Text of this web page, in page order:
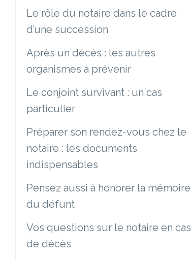
Le rôle du notaire dans le cadre
d’une succession
Après un décès : les autres
organismes à prévenir
Le conjoint survivant : un cas
particulier
Préparer son rendez-vous chez le
notaire : les documents
indispensables
Pensez aussi à honorer la mémoire
du défunt
Vos questions sur le notaire en cas
de décès